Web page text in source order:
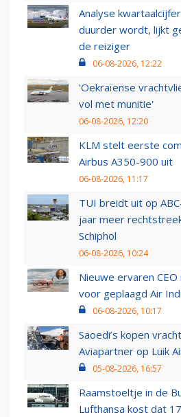
Analyse
duurder wordt, lijkt
de reiziger
06-08-2026, 12:22
'Oekraïense
vol met munitie'
06-08-2026, 12:20
KLM stelt eerste
Airbus A350-900 uit
06-08-2026, 11:17
TUI breidt uit op
jaar meer
Schiphol
06-08-2026, 10:24
Nieuwe ervaren
voor geplaagd Air
06-08-2026, 10:17
Saoedi’s kopen
Aviapartner op Luik
05-08-2026, 16:57
Raamstoeltje in de
Lufthansa kost dat